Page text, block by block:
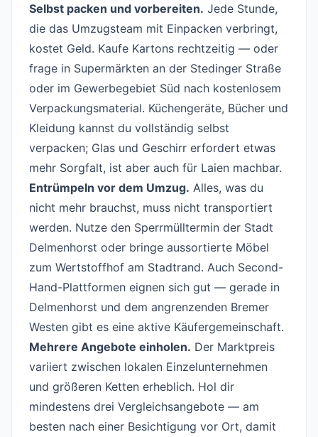
Selbst packen und vorbereiten. Jede Stunde,
die das Umzugsteam mit Einpacken verbringt,
kostet Geld. Kaufe Kartons rechtzeitig — oder
frage in Supermärkten an der Stedinger Straße
oder im Gewerbegebiet Süd nach kostenlosem
Verpackungsmaterial. Küchengeräte, Bücher und
Kleidung kannst du vollständig selbst
verpacken; Glas und Geschirr erfordert etwas
mehr Sorgfalt, ist aber auch für Laien machbar.
Entrümpeln vor dem Umzug. Alles, was du
nicht mehr brauchst, muss nicht transportiert
werden. Nutze den Sperrmülltermin der Stadt
Delmenhorst oder bringe aussortierte Möbel
zum Wertstoffhof am Stadtrand. Auch Second-
Hand-Plattformen eignen sich gut — gerade in
Delmenhorst und dem angrenzenden Bremer
Westen gibt es eine aktive Käufergemeinschaft.
Mehrere Angebote einholen. Der Marktpreis
variiert zwischen lokalen Einzelunternehmen
und größeren Ketten erheblich. Hol dir
mindestens drei Vergleichsangebote — am
besten nach einer Besichtigung vor Ort, damit